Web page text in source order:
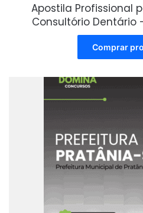
Apostila Profissional
Consultório Dentário
Comprar